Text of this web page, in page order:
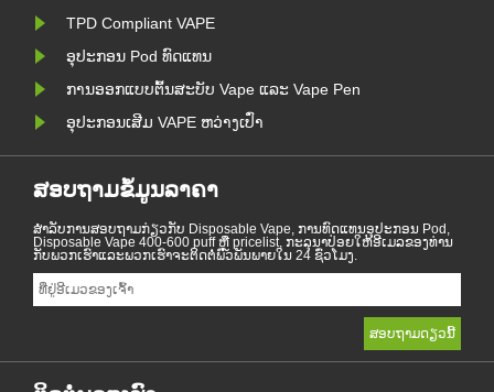
TPD Compliant VAPE
ອຸປະກອນ Pod ທົດແທນ
ການອອກແບບຕົ້ນສະບັບ Vape ແລະ Vape Pen
ອຸປະກອນເສີມ VAPE ຫວ່າງເປົ່າ
ສອບຖາມຂໍ້ມູນລາຄາ
ສໍາ​ລັບ​ການ​ສອບ​ຖາມ​ກ່ຽວ​ກັບ Disposable Vape, ການ​ທົດ​ແທນ​ອຸ​ປະ​ກອນ Pod,
Disposable Vape 400-600 puff ຫຼື pricelist, ກະ​ລຸ​ນາ​ປ່ອຍ​ໃຫ້​ອີ​ເມລ​ຂອງ​ທ່ານ​
ກັບ​ພວກ​ເຮົາ​ແລະ​ພວກ​ເຮົາ​ຈະ​ຕິດ​ຕໍ່​ພົວ​ພັນ​ພາຍ​ໃນ 24 ຊົ່ວ​ໂມງ.